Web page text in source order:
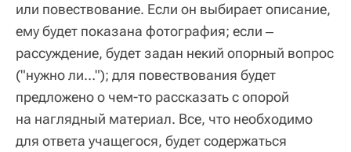
или повествование. Если он выбирает описание,
ему будет показана фотография; если ‒
рассуждение, будет задан некий опорный вопрос
("нужно ли…"); для повествования будет
предложено о чем-то рассказать с опорой
на наглядный материал. Все, что необходимо
для ответа учащегося, будет содержаться